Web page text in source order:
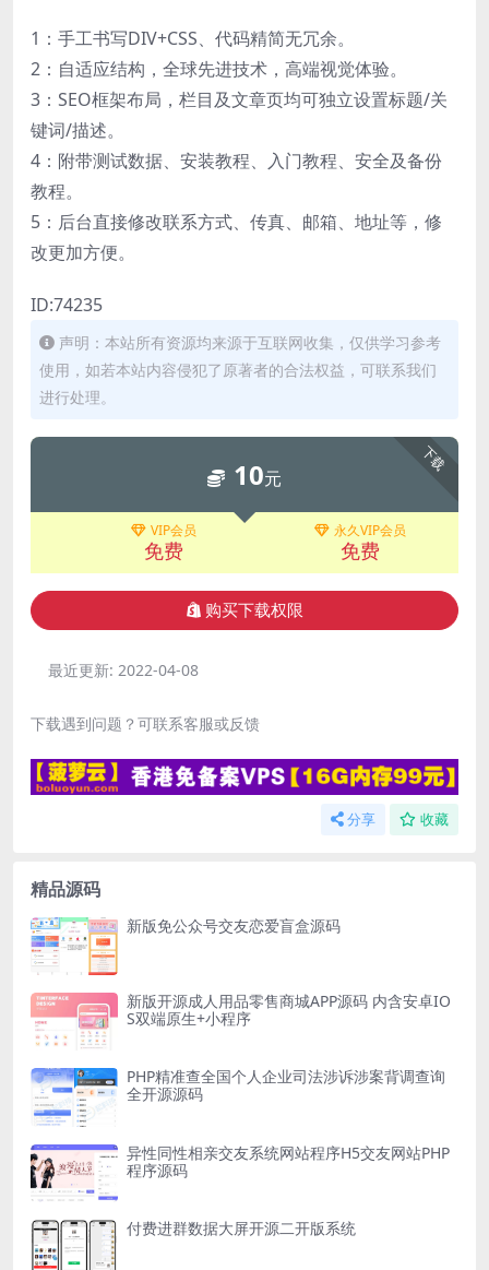
1：手工书写DIV+CSS、代码精简无冗余。
2：自适应结构，全球先进技术，高端视觉体验。
3：SEO框架布局，栏目及文章页均可独立设置标题/关
键词/描述。
4：附带测试数据、安装教程、入门教程、安全及备份
教程。
5：后台直接修改联系方式、传真、邮箱、地址等，修
改更加方便。
ID:74235
声明：本站所有资源均来源于互联网收集，仅供学习参考
使用，如若本站内容侵犯了原著者的合法权益，可联系我们
进行处理。
下载
10元
VIP会员
免费
永久VIP会员
免费
购买下载权限
最近更新: 2022-04-08
下载遇到问题？可联系客服或反馈
分享 收藏
精品源码
新版免公众号交友恋爱盲盒源码
新版开源成人用品零售商城APP源码 内含安卓IO
S双端原生+小程序
PHP精准查全国个人企业司法涉诉涉案背调查询
全开源源码
异性同性相亲交友系统网站程序H5交友网站PHP
程序源码
付费进群数据大屏开源二开版系统